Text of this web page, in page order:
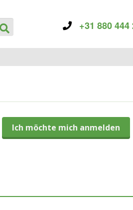
+31 880 444
Ich möchte mich anmelden